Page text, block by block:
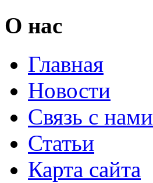
О нас
Главная
Новости
Связь с нами
Статьи
Карта сайта